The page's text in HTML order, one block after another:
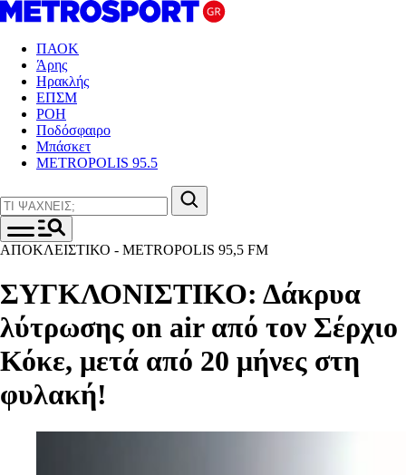
ΠΑΟΚ
Άρης
Ηρακλής
ΕΠΣΜ
ΡΟΗ
Ποδόσφαιρο
Μπάσκετ
METROPOLIS 95.5
ΑΠΟΚΛΕΙΣΤΙΚΟ - METROPOLIS 95,5 FM
ΣΥΓΚΛΟΝΙΣΤΙΚΟ: Δάκρυα
λύτρωσης on air από τον Σέρχιο
Κόκε, μετά από 20 μήνες στη
φυλακή!